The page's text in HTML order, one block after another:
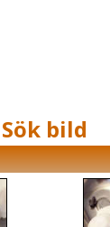
Sök bild